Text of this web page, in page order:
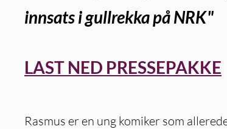
innsats i gullrekka på NRK"
LAST NED PRESSEPAKKE
Rasmus er en ung komiker som